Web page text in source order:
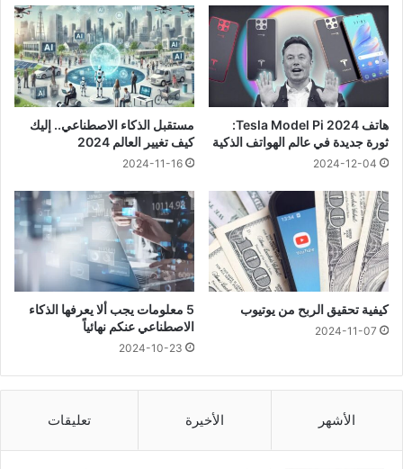
هاتف Tesla Model Pi 2024:
ثورة جديدة في عالم الهواتف الذكية
2024-12-04
مستقبل الذكاء الاصطناعي.. إليك
كيف تغيير العالم 2024
2024-11-16
كيفية تحقيق الربح من يوتيوب
2024-11-07
5 معلومات يجب ألا يعرفها الذكاء
الاصطناعي عنكم نهائياً
2024-10-23
الأشهر الأخيرة تعليقات